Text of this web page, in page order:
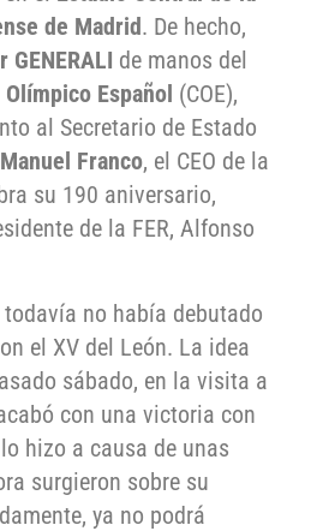
de Madrid. De hecho,
GENERALI de manos del
Español (COE),
al Secretario de Estado
Franco, el CEO de la
su 190 aniversario,
de la FER, Alfonso
no había debutado
el XV del León. La idea
sábado, en la visita a
con una victoria con
hizo a causa de unas
surgieron sobre su
ya no podrá